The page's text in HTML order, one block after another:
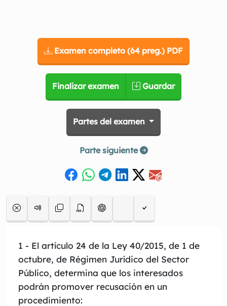
Examen completo (64 preg.) PDF
Finalizar examen Guardar
Partes del examen
Parte siguiente
1 - El artículo 24 de la Ley 40/2015, de 1 de
octubre, de Régimen Jurídico del Sector
Público, determina que los interesados
podrán promover recusación en un
procedimiento: